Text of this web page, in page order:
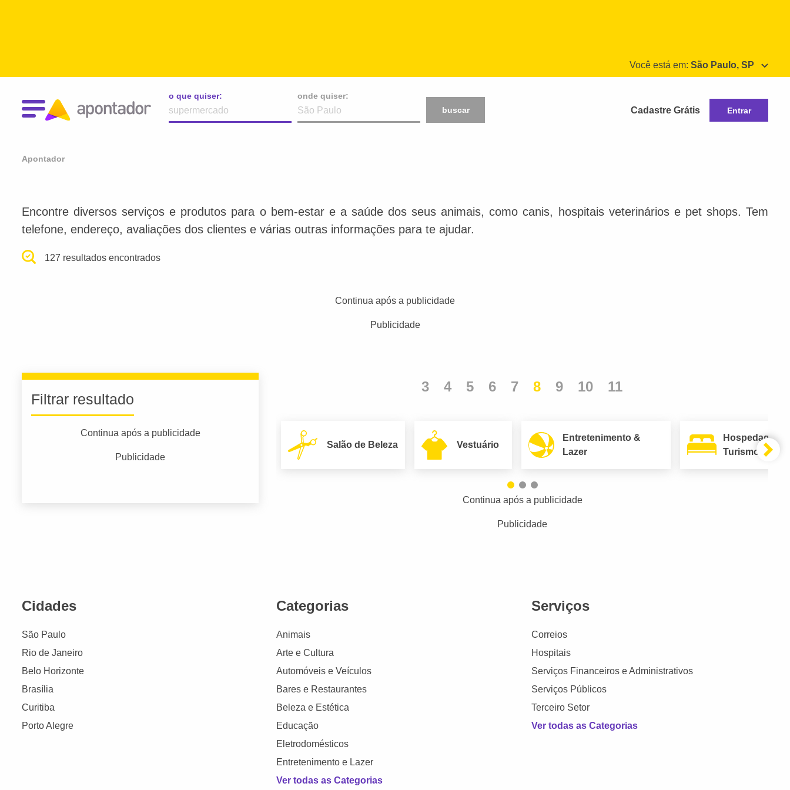
Você está em: São Paulo, SP
o que quiser:
onde quiser:
buscar
Cadastre Grátis Entrar
Apontador
Encontre diversos serviços e produtos para o bem-estar e a saúde dos seus animais, como canis, hospitais veterinários e pet shops. Tem
telefone, endereço, avaliações dos clientes e várias outras informações para te ajudar.
127 resultados encontrados
Continua após a publicidade
Publicidade
Filtrar resultado
Continua após a publicidade
Publicidade
3 4 5 6 7 8 9 10 11
Salão de Beleza Vestuário
Entretenimento &
Lazer
Hospedagem
Turismo
Continua após a publicidade
Publicidade
Cidades
São Paulo
Rio de Janeiro
Belo Horizonte
Brasília
Curitiba
Porto Alegre
Categorias
Animais
Arte e Cultura
Automóveis e Veículos
Bares e Restaurantes
Beleza e Estética
Educação
Eletrodomésticos
Entretenimento e Lazer
Ver todas as Categorias
Serviços
Correios
Hospitais
Serviços Financeiros e Administrativos
Serviços Públicos
Terceiro Setor
Ver todas as Categorias